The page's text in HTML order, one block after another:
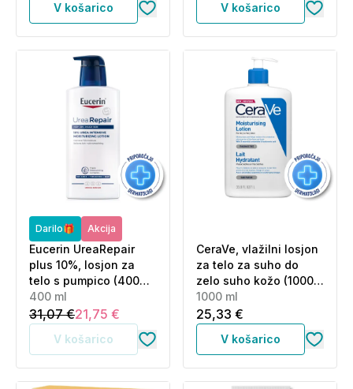
V košarico V košarico
Darilo🎁 Akcija
Eucerin UreaRepair
plus 10%, losjon za
telo s pumpico (400
ml)
400 ml
31,07 €21,75 €
V košarico
CeraVe, vlažilni losjon
za telo za suho do
zelo suho kožo (1000
ml)
1000 ml
25,33 €
V košarico